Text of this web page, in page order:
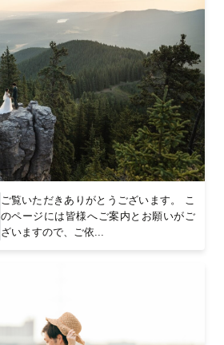
ご覧いただきありがとうございます。 こ
のページには皆様へご案内とお願いがご
ざいますので、ご依...